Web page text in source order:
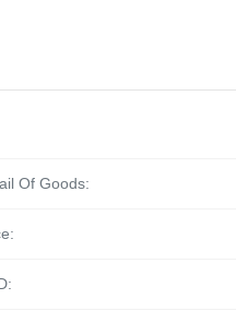
Of Goods: